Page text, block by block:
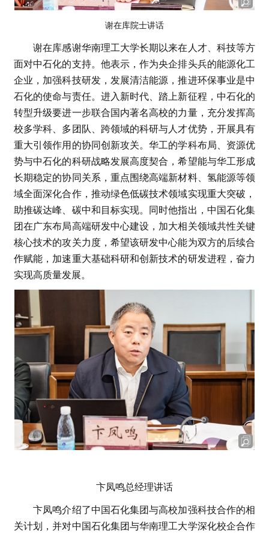
谢在库院士讲话
谢在库感谢华南理工大学长期以来在人才、科技等方
面对中石化的支持。他表示，作为央企排头兵的能源化工
企业，加强科技研发，发展清洁能源，推进环保事业是中
石化的使命与责任。进入新时代、踏上新征程，中石化的
转型升级要进一步联合国内著名高校的力量，充分发挥高
校多学科、多团队、跨领域的科研与人才优势，开展具有
重大引领作用的协同创新攻关。华工的学科布局、资源优
势与中石化的科研战略发展高度契合，希望能与华工形成
长期稳定的协同关系，重点围绕高端新材料、氢能源等领
域全面深化合作，推动绿色低碳技术领域实现重大突破，
助推碳达峰、碳中和目标实现。同时他指出，中国石化集
团在广东布局高端研发中心建设，加大相关领域共性关键
核心技术的攻关力度，希望该研发中心能为双方的后续合
作赋能，加速重大基础科研和创新技术的研发进程，奋力
实现高质量发展。
卞凤鸣总经理讲话
卞凤鸣介绍了中国石化集团与高校加强科技合作的相
关计划，并对中国石化集团与华南理工大学深化校企合作